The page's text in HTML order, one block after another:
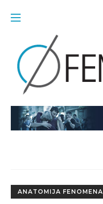
ANATOMIJA FENOMENA